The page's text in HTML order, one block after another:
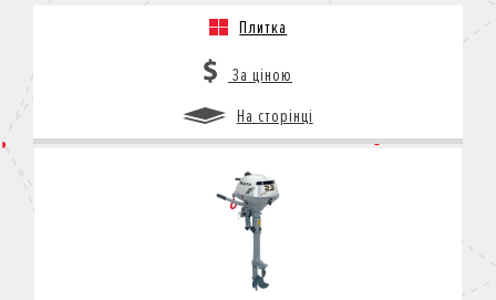
Плитка
За ціною
На сторінці